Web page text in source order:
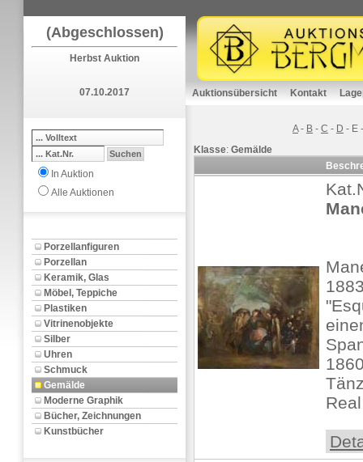
(Abgeschlossen)
Herbst Auktion
07.10.2017
In Auktion
Alle Auktionen
Porzellanfiguren
Porzellan
Keramik, Glas
Möbel, Teppiche
Plastiken
Vitrinenobjekte
Silber
Uhren
Schmuck
Gemälde
Moderne Graphik
Bücher, Zeichnungen
Kunstbücher
Auktionsübersicht Kontakt
A- B - C - D - E
Klasse: Gemälde